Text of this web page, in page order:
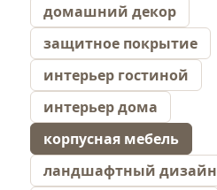
домашний декор
защитное покрытие
интерьер гостиной
интерьер дома
корпусная мебель
ландшафтный дизайн